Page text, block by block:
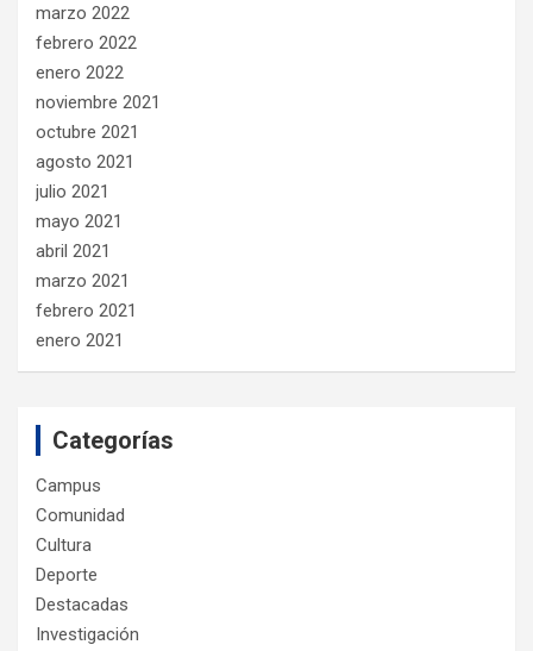
marzo 2022
febrero 2022
enero 2022
noviembre 2021
octubre 2021
agosto 2021
julio 2021
mayo 2021
abril 2021
marzo 2021
febrero 2021
enero 2021
Categorías
Campus
Comunidad
Cultura
Deporte
Destacadas
Investigación